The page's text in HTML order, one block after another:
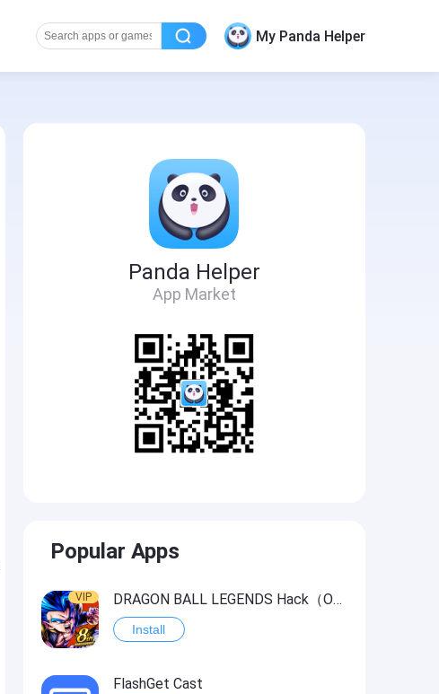
My Panda Helper
Panda Helper
App Market
Popular Apps
VIP DRAGON BALL LEGENDS Hack（OneHitKill）
Install
FlashGet Cast